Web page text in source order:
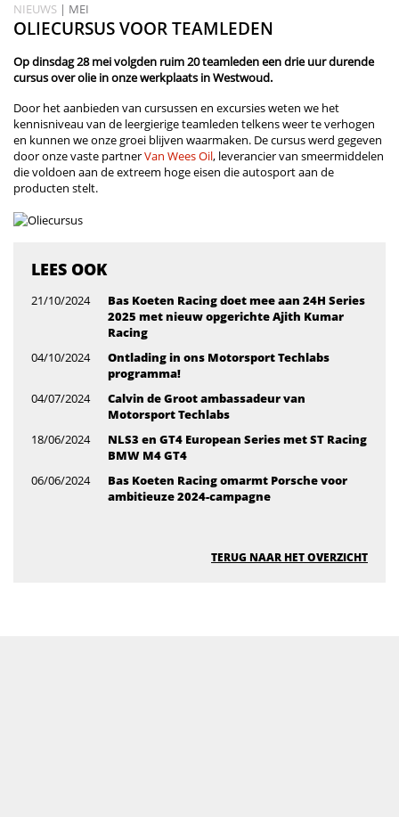
NIEUWS | MEI
OLIECURSUS VOOR TEAMLEDEN
Op dinsdag 28 mei volgden ruim 20 teamleden een drie uur durende
cursus over olie in onze werkplaats in Westwoud.
Door het aanbieden van cursussen en excursies weten we het
kennisniveau van de leergierige teamleden telkens weer te verhogen
en kunnen we onze groei blijven waarmaken. De cursus werd gegeven
door onze vaste partnerVan Wees Oil, leverancier van smeermiddelen
die voldoen aan de extreem hoge eisen die autosport aan de
producten stelt.
LEES OOK
21/10/2024
Bas Koeten Racing doet mee aan 24H Series
2025 met nieuw opgerichte Ajith Kumar
Racing
04/10/2024
Ontlading in ons Motorsport Techlabs
programma!
04/07/2024
Calvin de Groot ambassadeur van
Motorsport Techlabs
18/06/2024
NLS3 en GT4 European Series met ST Racing
BMW M4 GT4
06/06/2024
Bas Koeten Racing omarmt Porsche voor
ambitieuze 2024-campagne
TERUG NAAR HET OVERZICHT